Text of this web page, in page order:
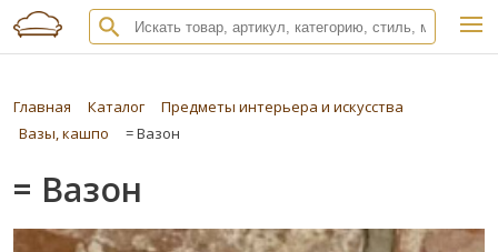
Главная Каталог
Предметы интерьера и искусства
Вазы, кашпо
= Вазон
= Вазон